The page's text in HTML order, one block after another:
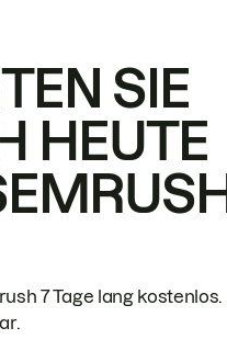
SIE
HEUTE
7 Tage lang kostenlos.